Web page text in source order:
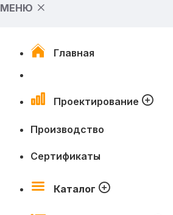
МЕНЮ
Главная
Проектирование
Производство
Сертификаты
Каталог